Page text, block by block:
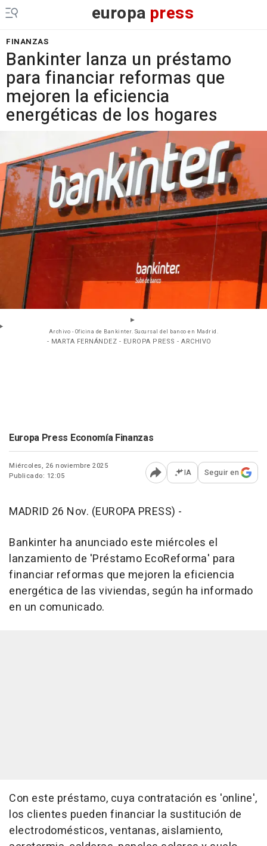
europa press
FINANZAS
Bankinter lanza un préstamo
para financiar reformas que
mejoren la eficiencia
energéticas de los hogares
Archivo - Oficina de Bankinter. Sucursal del banco en Madrid.
- MARTA FERNÁNDEZ - EUROPA PRESS - ARCHIVO
Europa Press Economía Finanzas
Miércoles, 26 noviembre 2025
Publicado: 12:05
Abrir opciones para
IA Seguir en
MADRID 26 Nov. (EUROPA PRESS) -
Bankinter ha anunciado este miércoles el
lanzamiento de 'Préstamo EcoReforma' para
financiar reformas que mejoren la eficiencia
energética de las viviendas, según ha informado
en un comunicado.
Con este préstamo, cuya contratación es 'online',
los clientes pueden financiar la sustitución de
electrodomésticos, ventanas, aislamiento,